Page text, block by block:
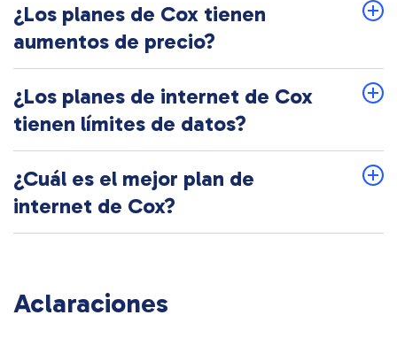
¿Los planes de Cox tienen
aumentos de precio?
¿Los planes de internet de Cox
tienen límites de datos?
¿Cuál es el mejor plan de
internet de Cox?
Aclaraciones